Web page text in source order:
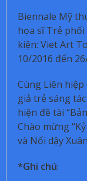
Biennale Mỹ
họa sĩ Trẻ
kiện: Viet Art
10/2016 đến
Cùng Liên
giả trẻ sáng
hiện đề tài
Chào mừng
và Nổi dậy
*Ghi chú: